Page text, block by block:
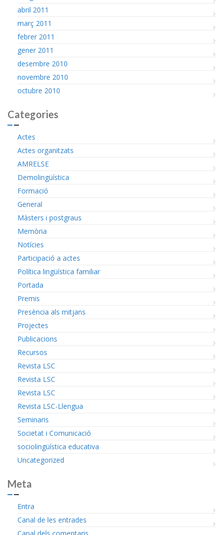
abril 2011
març 2011
febrer 2011
gener 2011
desembre 2010
novembre 2010
octubre 2010
Categories
Actes
Actes organitzats
AMRELSE
Demolingüística
Formació
General
Màsters i postgraus
Memòria
Notícies
Participació a actes
Política lingüística familiar
Portada
Premis
Presència als mitjans
Projectes
Publicacions
Recursos
Revista LSC
Revista LSC
Revista LSC
Revista LSC-Llengua
Seminaris
Societat i Comunicació
sociolingüística educativa
Uncategorized
Meta
Entra
Canal de les entrades